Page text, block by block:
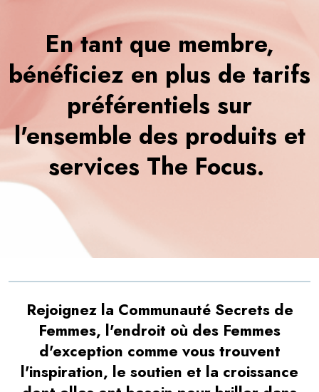
En tant que membre,
bénéficiez en plus de tarifs
préférentiels sur
l'ensemble des produits et
services The Focus.
Rejoignez la Communauté Secrets de
Femmes, l'endroit où des Femmes
d'exception comme vous trouvent
l'inspiration, le soutien et la croissance